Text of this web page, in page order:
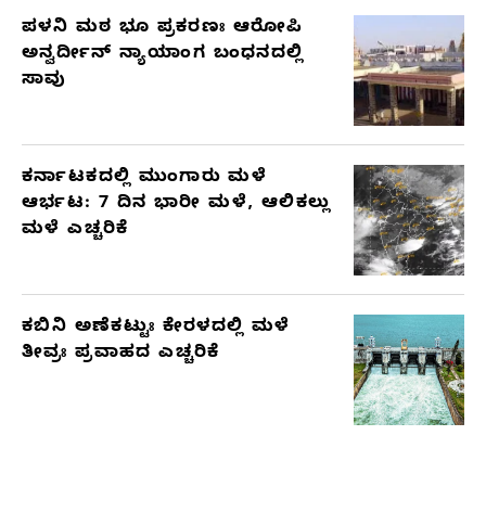
ಪಳನಿ ಮಠ ಭೂ ಪ್ರಕರಣಃ ಆರೋಪಿ
ಅನ್ವರ್ದೀನ್ ನ್ಯಾಯಾಂಗ ಬಂಧನದಲ್ಲಿ
ಸಾವು
ಕರ್ನಾಟಕದಲ್ಲಿ ಮುಂಗಾರು ಮಳೆ
ಆರ್ಭಟ: 7 ದಿನ ಭಾರೀ ಮಳೆ, ಆಲಿಕಲ್ಲು
ಮಳೆ ಎಚ್ಚರಿಕೆ
ಕಬಿನಿ ಅಣೆಕಟ್ಟುಃ ಕೇರಳದಲ್ಲಿ ಮಳೆ
ತೀವ್ರಃ ಪ್ರವಾಹದ ಎಚ್ಚರಿಕೆ